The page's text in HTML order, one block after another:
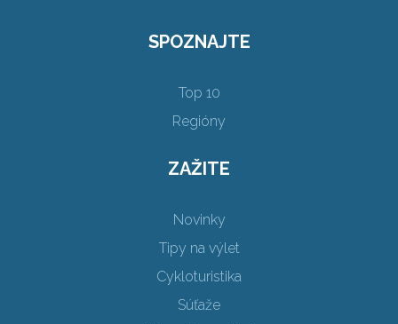
SPOZNAJTE
Top 10
Regióny
ZAŽITE
Novinky
Tipy na výlet
Cykloturistika
Súťaže